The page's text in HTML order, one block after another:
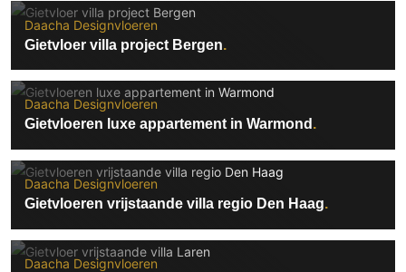
Daacha Designvloeren
Gietvloer villa project Bergen
Daacha Designvloeren
Gietvloeren luxe appartement in Warmond
Daacha Designvloeren
Gietvloeren vrijstaande villa regio Den Haag
Daacha Designvloeren